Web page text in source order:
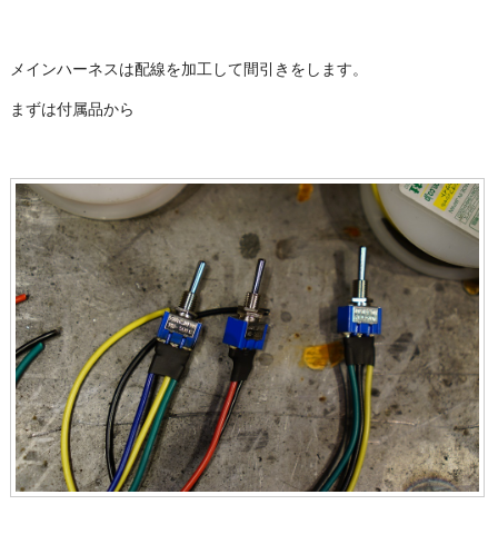
メインハーネスは配線を加工して間引きをします。
まずは付属品から